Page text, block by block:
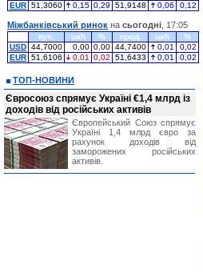
EUR 51,3060 0,15 0,29 51,9148 0,06 0,12
Міжбанківський ринок на сьогодні , 17:05
куп. uah % прод. uah
%
USD 44,7000 0,00 0,00 44,7400 0,01
0,02
EUR 51,6106 0,01 0,02 51,6433 0,01 0,02
ТОП-НОВИНИ
Євросоюз спрямує Україні €1,4 млрд із
доходів від російських активів
Європейський Союз спрямує
Україні 1,4 млрд євро за
рахунок доходів від
заморожених російських
активів.